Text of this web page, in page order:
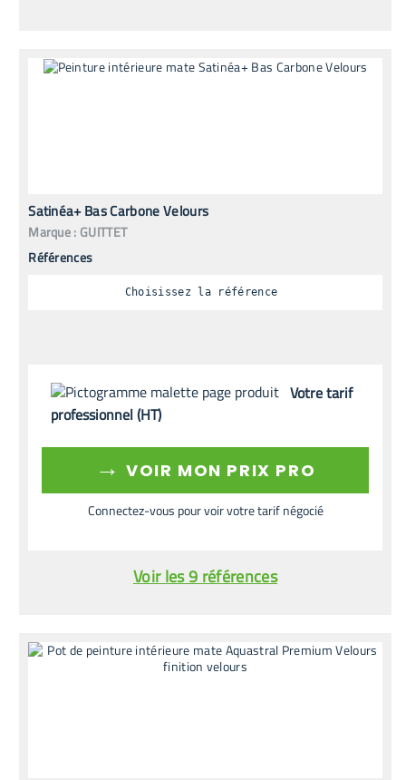
Satinéa+ Bas Carbone Velours
Marque : GUITTET
Références
Choisissez la référence
Votre tarif
professionnel (HT)
→ VOIR MON PRIX PRO
Connectez-vous pour voir votre tarif négocié
Voir les 9 références